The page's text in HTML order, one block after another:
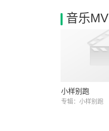
音乐MV
小样别跑
专辑：小样别跑